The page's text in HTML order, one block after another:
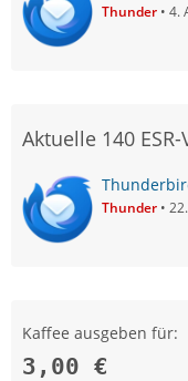
Thunder 4.
Aktuelle 140
Thunder
Kaffee ausgeben für:
3,00 €